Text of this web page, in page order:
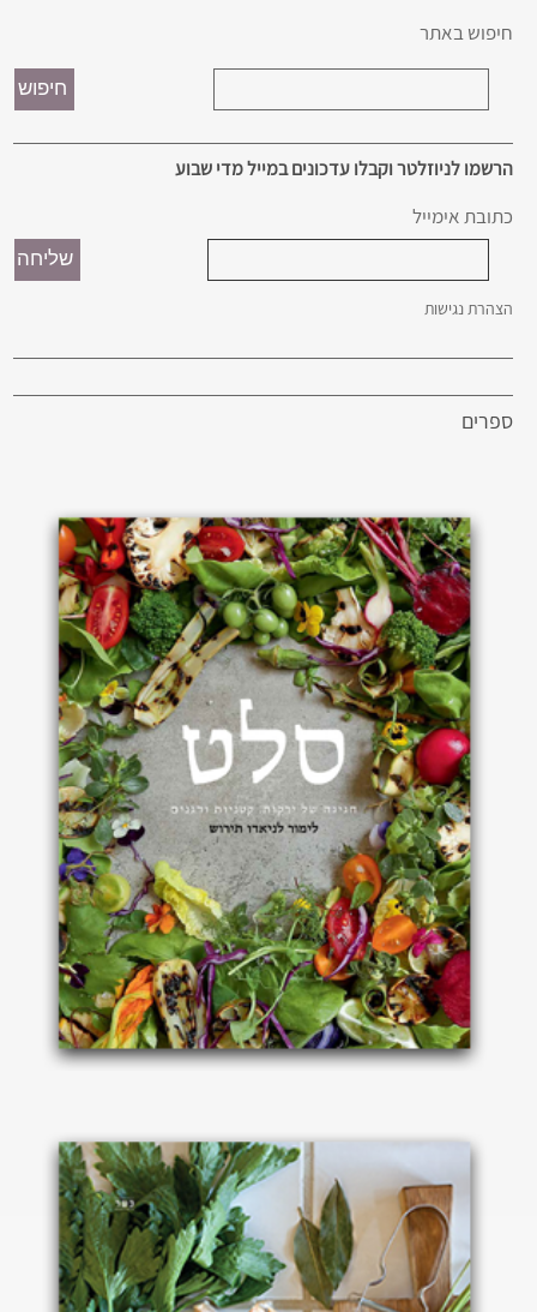
חיפוש באתר
הרשמו לניוזלטר וקבלו עדכונים במייל מדי שבוע
כתובת אימייל
הצהרת נגישות
ספרים